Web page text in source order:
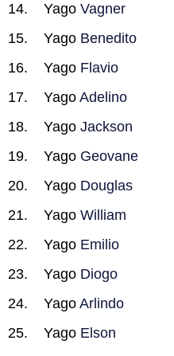
Yago Vagner
Yago Benedito
Yago Flavio
Yago Adelino
Yago Jackson
Yago Geovane
Yago Douglas
Yago William
Yago Emilio
Yago Diogo
Yago Arlindo
Yago Elson